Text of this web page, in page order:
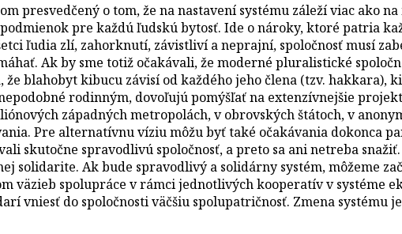
presvedčený o tom, že na nastavení systému záleží viac ako
pre každú ľudskú bytosť. Ide o nároky, ktoré patria
ľudia zlí, zahorknutí, závistliví a neprajní, spoločnosť musí
Ak by sme totiž očakávali, že moderné pluralistické
blahobyt kibucu závisí od každého jeho člena (tzv. hakkara),
rodinným, dovoľujú pomýšľať na extenzívnejšie
západných metropolách, v obrovských štátoch, v
Pre alternatívnu víziu môžu byť také očakávania dokonca
skutočne spravodlivú spoločnosť, a preto sa ani netreba
solidarite. Ak bude spravodlivý a solidárny systém, môžeme
väzieb spolupráce v rámci jednotlivých kooperatív v systéme
vniesť do spoločnosti väčšiu spolupatričnosť. Zmena